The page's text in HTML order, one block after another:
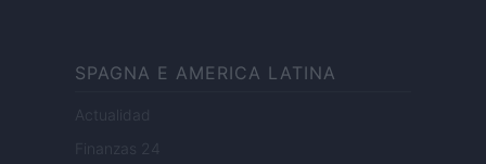
SPAGNA E AMERICA LATINA
Actualidad
Finanzas 24